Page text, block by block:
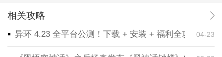
相关攻略
异环 4.23 全平台公测！下载 + 安装 + 福利全攻略，一
04-23